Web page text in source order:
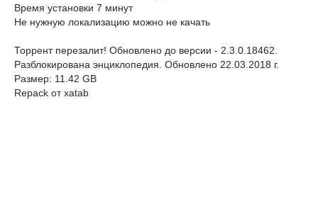
Время установки 7 минут
Не нужную локализацию можно не качать
Торрент перезалит! Обновлено до версии - 2.3.0.18462.
Разблокирована энциклопедия. Обновлено 22.03.2018 г.
Размер: 11.42 GB
Repack от xatab